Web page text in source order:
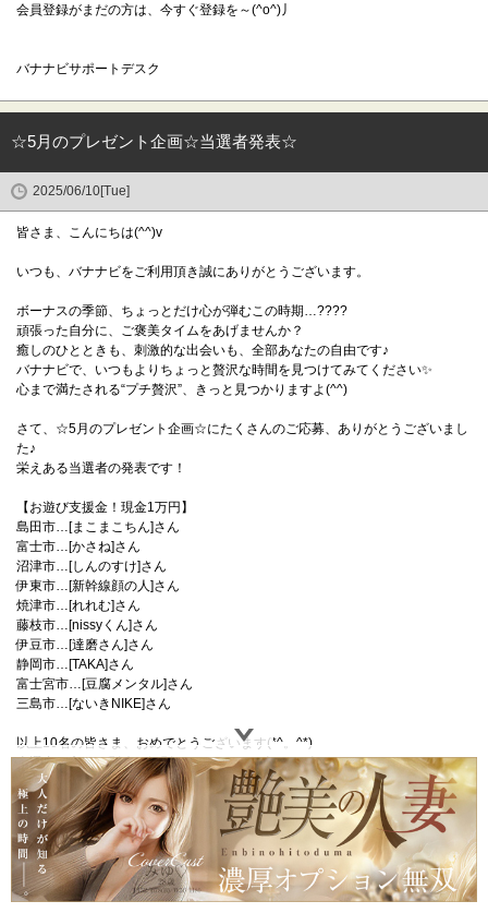
会員登録がまだの方は、今すぐ登録を～(^o^)丿
バナナビサポートデスク
☆5月のプレゼント企画☆当選者発表☆
2025/06/10[Tue]
皆さま、こんにちは(^^)v
いつも、バナナビをご利用頂き誠にありがとうございます。
ボーナスの季節、ちょっとだけ心が弾むこの時期…????
頑張った自分に、ご褒美タイムをあげませんか？
癒しのひとときも、刺激的な出会いも、全部あなたの自由です♪
バナナビで、いつもよりちょっと贅沢な時間を見つけてみてください✨
心まで満たされる“プチ贅沢”、きっと見つかりますよ(^^)
さて、☆5月のプレゼント企画☆にたくさんのご応募、ありがとうございまし
た♪
栄えある当選者の発表です！
【お遊び支援金！現金1万円】
島田市…[まこまこちん]さん
富士市…[かさね]さん
沼津市…[しんのすけ]さん
伊東市…[新幹線顔の人]さん
焼津市…[れれむ]さん
藤枝市…[nissyくん]さん
伊豆市…[達磨さん]さん
静岡市…[TAKA]さん
富士宮市…[豆腐メンタル]さん
三島市…[ないきNIKE]さん
以上10名の皆さま、おめでとうございます(*^。^*)
当選者の方には別途、個別にメールにてお知らせ致します。
そして、すでに☆6月のプレゼント企画☆の応募がスタートしております(*^^)
v
お遊び支援金！現金1万円を10名様にプレゼントしちゃいますよ！
会員登録がまだの方は、今すぐ登録を～(^o^)丿